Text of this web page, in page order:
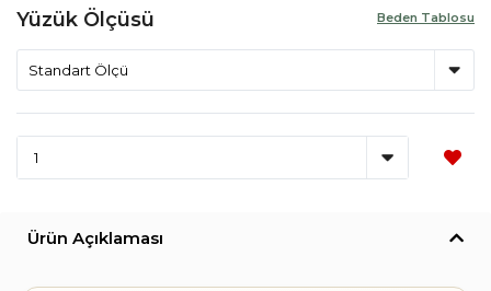
Beden Tablosu
Yüzük Ölçüsü
Ürün Açıklaması